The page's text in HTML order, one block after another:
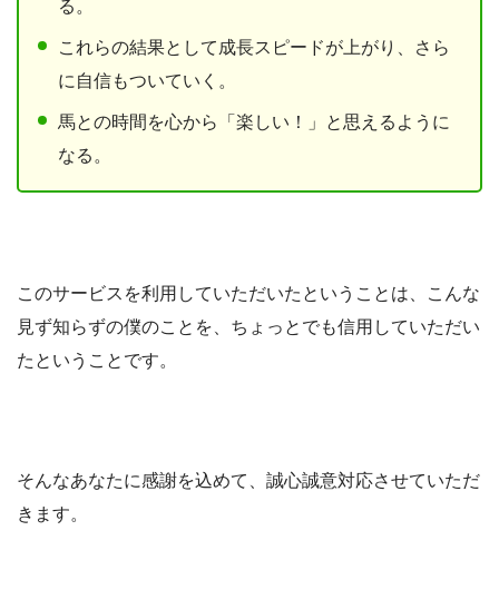
る。
これらの結果として成長スピードが上がり、さら
に自信もついていく。
馬との時間を心から「楽しい！」と思えるように
なる。
このサービスを利用していただいたということは、こんな
見ず知らずの僕のことを、ちょっとでも信用していただい
たということです。
そんなあなたに感謝を込めて、誠心誠意対応させていただ
きます。